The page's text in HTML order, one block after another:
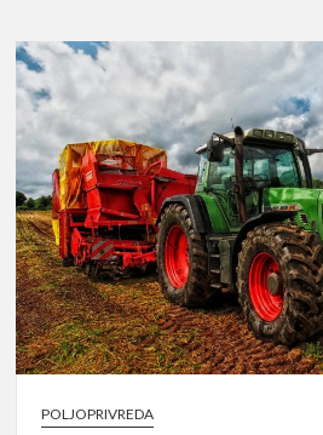
POLJOPRIVREDA